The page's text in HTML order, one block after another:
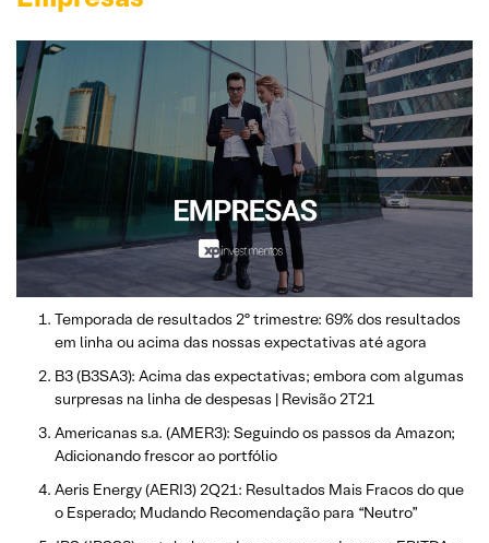
Temporada de resultados 2º trimestre: 69% dos resultados
em linha ou acima das nossas expectativas até agora
B3 (B3SA3): Acima das expectativas; embora com algumas
surpresas na linha de despesas | Revisão 2T21
Americanas s.a. (AMER3): Seguindo os passos da Amazon;
Adicionando frescor ao portfólio
Aeris Energy (AERI3) 2Q21: Resultados Mais Fracos do que
o Esperado; Mudando Recomendação para “Neutro”